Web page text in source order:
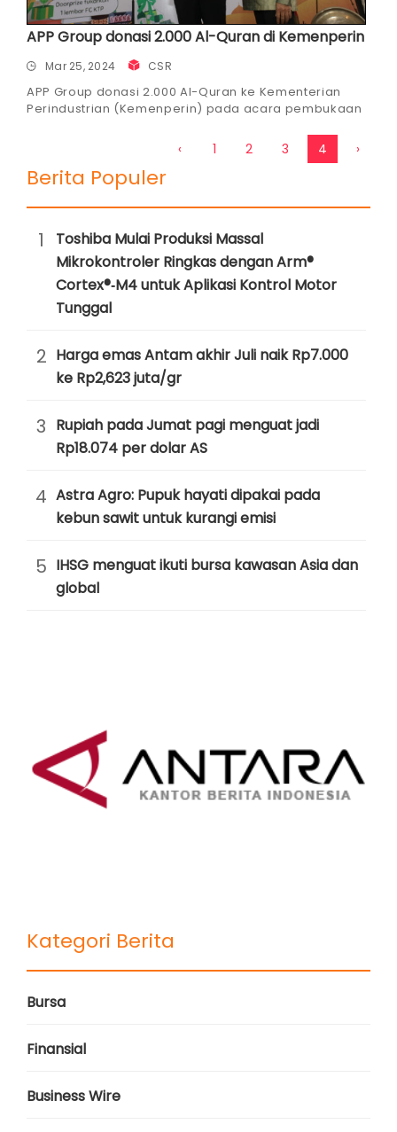
APP Group donasi 2.000 Al-Quran di Kemenperin
Mar 25, 2024 CSR
APP Group donasi 2.000 Al-Quran ke Kementerian
Perindustrian (Kemenperin) pada acara pembukaan
‹ 1 2 3 4 ›
Berita Populer
1
Toshiba Mulai Produksi Massal
Mikrokontroler Ringkas dengan Arm®
Cortex®‑M4 untuk Aplikasi Kontrol Motor
Tunggal
2 Harga emas Antam akhir Juli naik Rp7.000
ke Rp2,623 juta/gr
3 Rupiah pada Jumat pagi menguat jadi
Rp18.074 per dolar AS
4 Astra Agro: Pupuk hayati dipakai pada
kebun sawit untuk kurangi emisi
5 IHSG menguat ikuti bursa kawasan Asia dan
global
Kategori Berita
Bursa
Finansial
Business Wire